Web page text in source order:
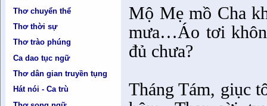
Thơ chuyển thể
Thơ thời sự
Thơ trào phúng
Ca dao tục ngữ
Thơ dân gian truyền tụng
Hát nói - Ca trù
Mộ Mẹ mồ Cha
mưa…Áo tơi
đủ chưa?
Tháng Tám, giục